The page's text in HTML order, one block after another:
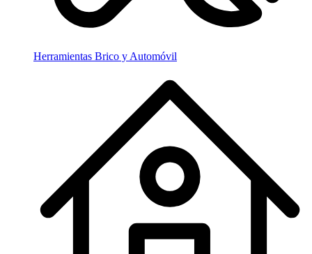
Herramientas Brico y Automóvil